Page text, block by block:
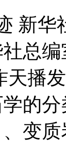
新华
总
天播
的
变